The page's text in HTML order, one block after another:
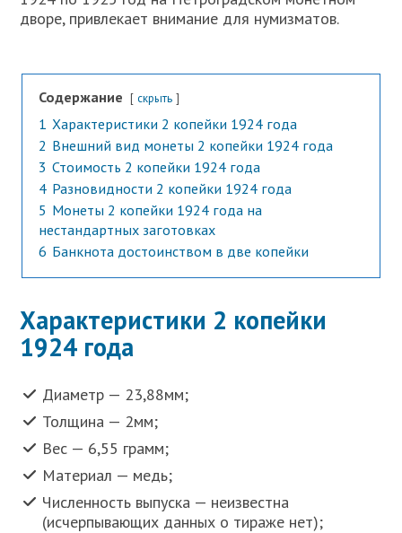
дворе, привлекает внимание для нумизматов.
Содержание скрыть
1 Характеристики 2 копейки 1924 года
2 Внешний вид монеты 2 копейки 1924 года
3 Стоимость 2 копейки 1924 года
4 Разновидности 2 копейки 1924 года
5 Монеты 2 копейки 1924 года на
нестандартных заготовках
6 Банкнота достоинством в две копейки
Характеристики 2 копейки
1924 года
Диаметр — 23,88мм;
Толщина — 2мм;
Вес — 6,55 грамм;
Материал — медь;
Численность выпуска — неизвестна
(исчерпывающих данных о тираже нет);